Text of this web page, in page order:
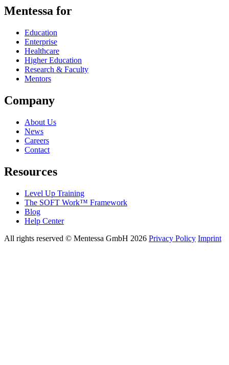
Mentessa for
Education
Enterprise
Healthcare
Higher Education
Research & Faculty
Mentors
Company
About Us
News
Careers
Contact
Resources
Level Up Training
The SOFT Work™ Framework
Blog
Help Center
All rights reserved © Mentessa GmbH 2026 Privacy Policy Imprint